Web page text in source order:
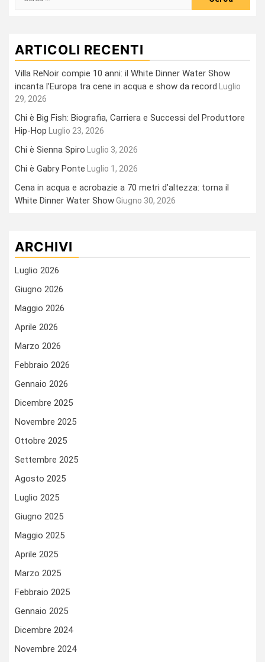
ARTICOLI RECENTI
Villa ReNoir compie 10 anni: il White Dinner Water Show
incanta l’Europa tra cene in acqua e show da record
Luglio
29, 2026
Chi è Big Fish: Biografia, Carriera e Successi del Produttore
Hip-Hop
Luglio 23, 2026
Chi è Sienna Spiro Luglio 3, 2026
Chi è Gabry Ponte Luglio 1, 2026
Cena in acqua e acrobazie a 70 metri d’altezza: torna il
White Dinner Water ShowGiugno 30, 2026
ARCHIVI
Luglio 2026
Giugno 2026
Maggio 2026
Aprile 2026
Marzo 2026
Febbraio 2026
Gennaio 2026
Dicembre 2025
Novembre 2025
Ottobre 2025
Settembre 2025
Agosto 2025
Luglio 2025
Giugno 2025
Maggio 2025
Aprile 2025
Marzo 2025
Febbraio 2025
Gennaio 2025
Dicembre 2024
Novembre 2024